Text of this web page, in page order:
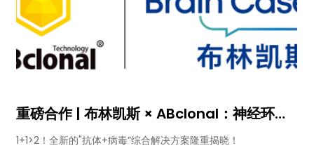
重磅合作 | 布林凯斯 × ABclonal：神经环路
研究“抗体+病毒”综合解决方案上线！
1+1>2！全新的"抗体+病毒”综合解决方案隆重揭晓！